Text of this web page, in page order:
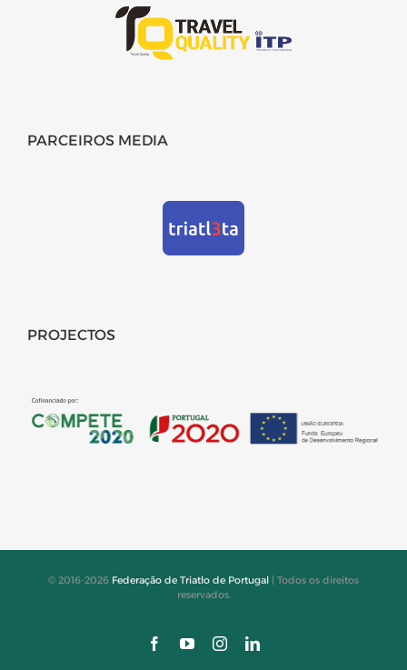
PARCEIROS MEDIA
PROJECTOS
© 2016-2026 Federação de Triatlo de Portugal | Todos os direitos
reservados.
FacebookYouTubeInstagramLinkedIn